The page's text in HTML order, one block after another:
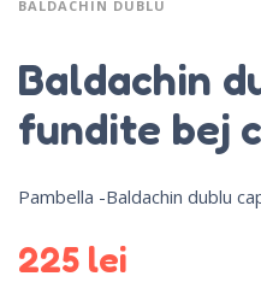
BALDACHIN DUBLU
Baldachin
fundite bej
Pambella -Baldachin dublu
225 lei